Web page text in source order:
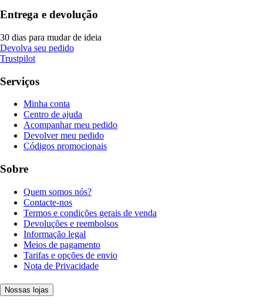
Entrega e devolução
30 dias para mudar de ideia
Devolva seu pedido
Trustpilot
Serviços
Minha conta
Centro de ajuda
Acompanhar meu pedido
Devolver meu pedido
Códigos promocionais
Sobre
Quem somos nós?
Contacte-nos
Termos e condições gerais de venda
Devoluções e reembolsos
Informação legal
Meios de pagamento
Tarifas e opções de envio
Nota de Privacidade
Nossas lojas